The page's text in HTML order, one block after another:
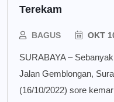
Terekam
BAGUS OKT
SURABAYA –
Jalan Gemblongan,
(16/10/2022) sore